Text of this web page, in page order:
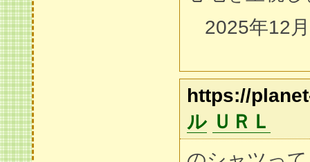
2025年12
https://
ル ＵＲＬ